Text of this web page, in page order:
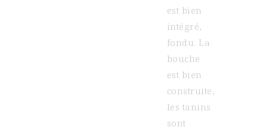
est bien
intégré,
fondu. La
bouche
est bien
construite,
les tanins
sont